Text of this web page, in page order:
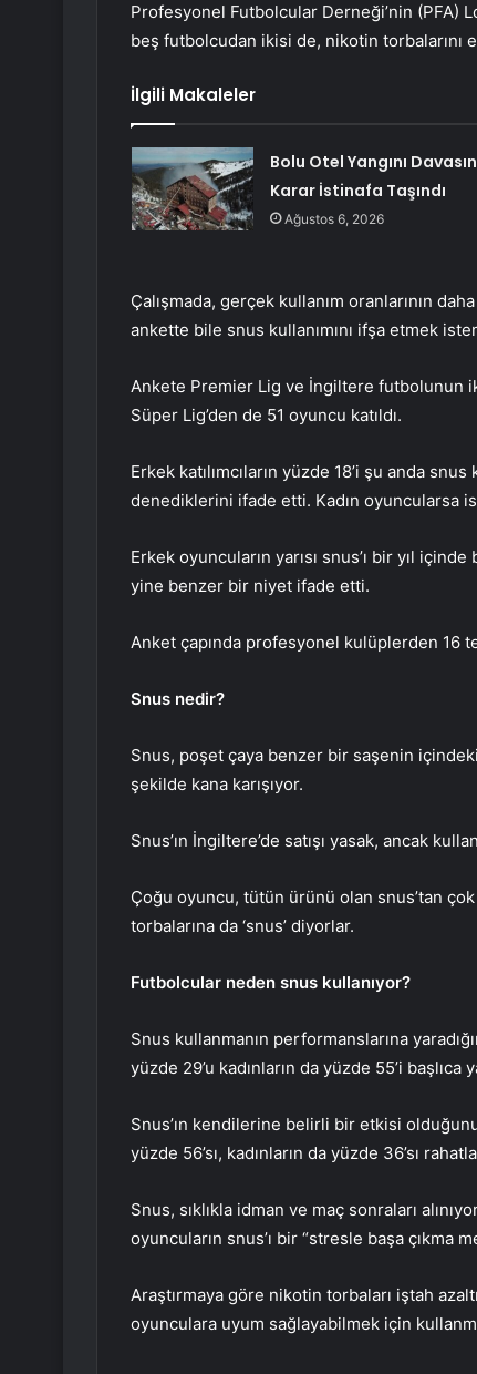
Profesyonel Futbolcular Derneği’nin (PFA)
beş futbolcudan ikisi de, nikotin
İlgili Makaleler
Bolu Otel Yangını
Karar İstinafa Taşındı
Ağustos 6, 2026
Çalışmada, gerçek kullanım oranlarının
ankette bile snus kullanımını ifşa etmek
Ankete Premier Lig ve İngiltere futbolunun
Süper Lig’den de 51 oyuncu katıldı.
Erkek katılımcıların yüzde 18’i şu anda
denediklerini ifade etti. Kadın oyuncularsa
Erkek oyuncuların yarısı snus’ı bir yıl
yine benzer bir niyet ifade etti.
Anket çapında profesyonel kulüplerden 16
Snus nedir?
Snus, poşet çaya benzer bir saşenin
şekilde kana karışıyor.
Snus’ın İngiltere’de satışı yasak, ancak
Çoğu oyuncu, tütün ürünü olan snus’tan
torbalarına da ‘snus’ diyorlar.
Futbolcular neden snus kullanıyor?
Snus kullanmanın performanslarına
yüzde 29’u kadınların da yüzde 55’i
Snus’ın kendilerine belirli bir etkisi
yüzde 56’sı, kadınların da yüzde 36’sı
Snus, sıklıkla idman ve maç sonraları
oyuncuların snus’ı bir “stresle başa çıkma
Araştırmaya göre nikotin torbaları iştah
oyunculara uyum sağlayabilmek için